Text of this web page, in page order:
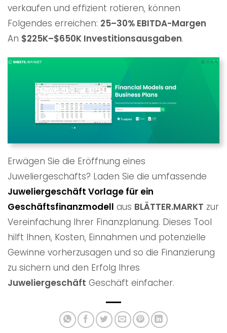
verkaufen und effizient rotieren, können
Folgendes erreichen: 25–30% EBITDA-Margen
An $225K–$650K Investitionsausgaben.
Erwägen Sie die Eröffnung eines
Juweliergeschäfts? Laden Sie die umfassende
Juweliergeschäft Vorlage für ein
Geschäftsfinanzmodell aus BLÄTTER.MARKT zur
Vereinfachung Ihrer Finanzplanung. Dieses Tool
hilft Ihnen, Kosten, Einnahmen und potenzielle
Gewinne vorherzusagen und so die Finanzierung
zu sichern und den Erfolg Ihres
Juweliergeschäft Geschäft einfacher.